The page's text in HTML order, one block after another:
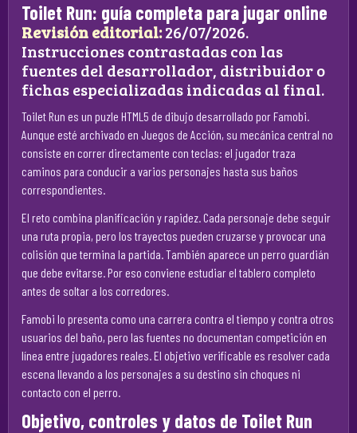
Toilet Run: guía completa para jugar online
Revisión editorial:26/07/2026.
Instrucciones contrastadas con las
fuentes del desarrollador, distribuidor o
fichas especializadas indicadas al final.
Toilet Run es un puzle HTML5 de dibujo desarrollado por Famobi.
Aunque esté archivado en Juegos de Acción, su mecánica central no
consiste en correr directamente con teclas: el jugador traza
caminos para conducir a varios personajes hasta sus baños
correspondientes.
El reto combina planificación y rapidez. Cada personaje debe seguir
una ruta propia, pero los trayectos pueden cruzarse y provocar una
colisión que termina la partida. También aparece un perro guardián
que debe evitarse. Por eso conviene estudiar el tablero completo
antes de soltar a los corredores.
Famobi lo presenta como una carrera contra el tiempo y contra otros
usuarios del baño, pero las fuentes no documentan competición en
línea entre jugadores reales. El objetivo verificable es resolver cada
escena llevando a los personajes a su destino sin choques ni
contacto con el perro.
Objetivo, controles y datos de Toilet Run